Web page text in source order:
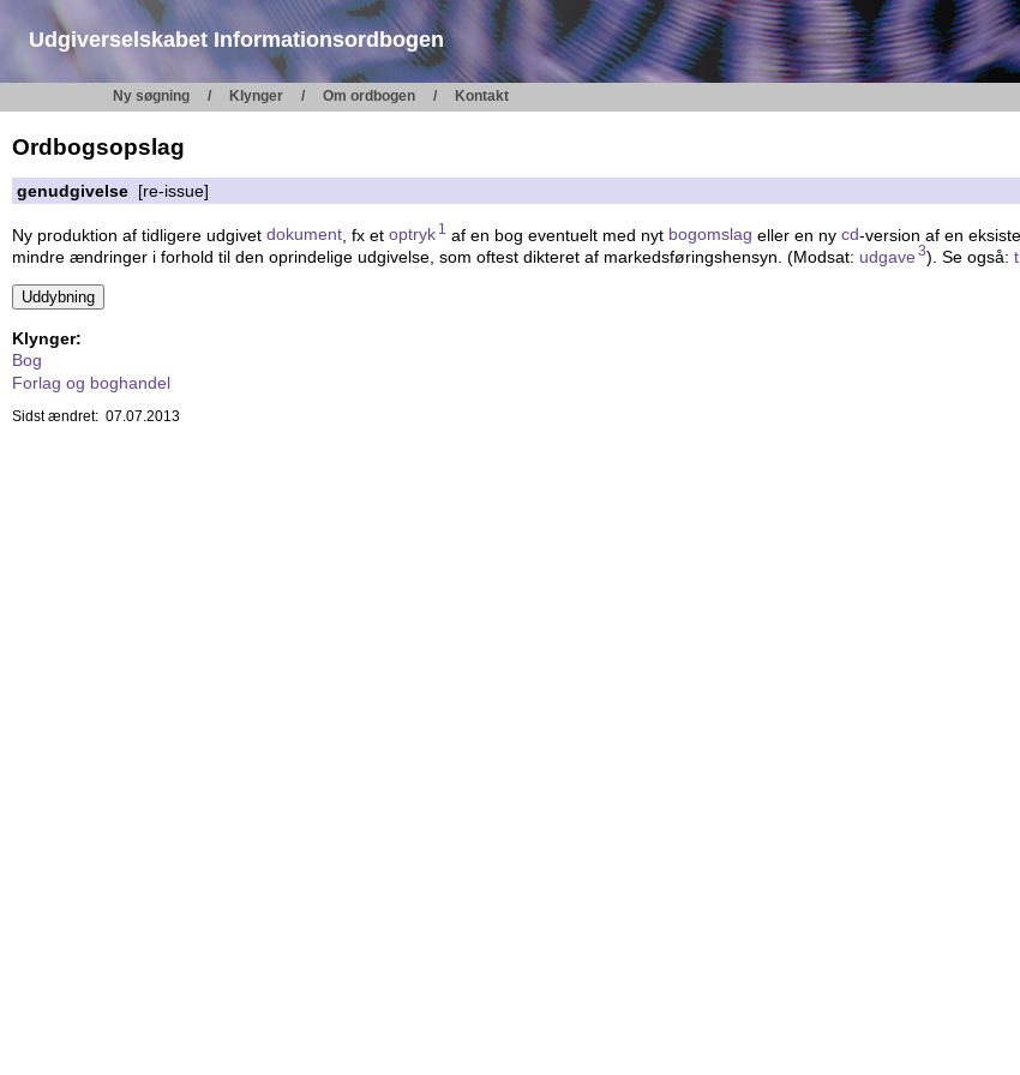
Udgiverselskabet Informationsordbogen
Ny søgning Klynger Om ordbogen Kontakt
Ordbogsopslag
genudgivelse [re-issue]
Ny produktion af tidligere udgivet dokument , fx et optryk 1 af en bog eventuelt med nyt bogomslag eller en nycd-version af en
mindre ændringer i forhold til den oprindelige udgivelse, som oftest dikteret af markedsføringshensyn. (Modsat: udgave 3). Se også:
Klynger:
Bog
Forlag og boghandel
Sidst ændret: 07.07.2013